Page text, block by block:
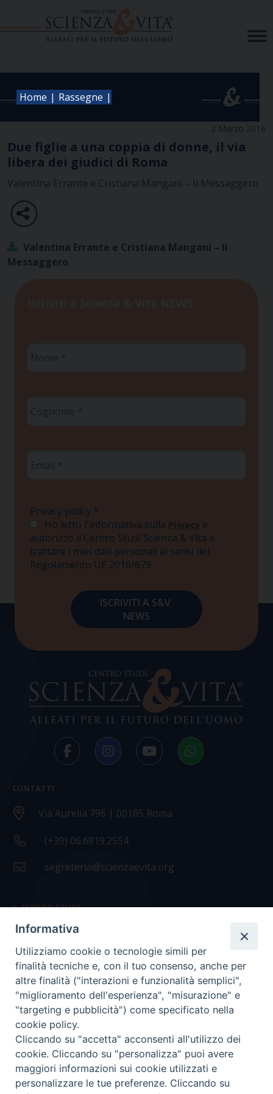
Home | Rassegne |
2 Marzo 2016
Due figlie a una coppia di donne, il via
libera dei giudici di Roma
Valentina Errante e Cristiana Mangani – Il Messaggero
Valentina Errante e Cristiana Mangani – Il
Messaggero
Privacy policy *
Ho letto l'informativa sulla Privacy e
autorizzo il Centro Studi Scienza & Vita a
trattare i miei dati personali ai sensi del
Regolamento UE 2016/679
CONTATTI
Via Aurelia 796 | 00165 Roma
(+39) 06.6819.2554
segreteria@scienzaevita.org
IL CENTRO STUDI
La nostra storia
Statuto
Presidenza e ufficio presidenza
Consiglio scientifico
Coordinamento nazionale
Informativa
Utilizziamo cookie o tecnologie simili per
finalità tecniche e, con il tuo consenso, anche per
altre finalità ("interazioni e funzionalità semplici",
"miglioramento dell'esperienza", "misurazione" e
"targeting e pubblicità") come specificato nella
cookie policy.
Cliccando su "accetta" acconsenti all'utilizzo dei
cookie. Cliccando su "personalizza" puoi avere
maggiori informazioni sui cookie utilizzati e
personalizzare le tue preferenze. Cliccando su